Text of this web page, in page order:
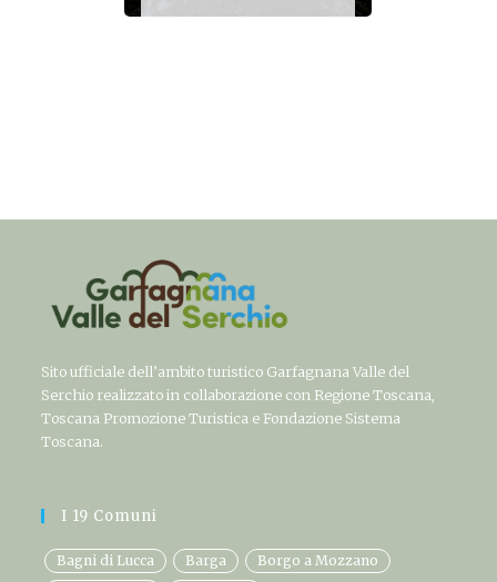
Sito ufficiale dell’ambito turistico Garfagnana Valle del
Serchio realizzato in collaborazione con Regione Toscana,
Toscana Promozione Turistica e Fondazione Sistema
Toscana.
I 19 Comuni
Bagni di Lucca Barga
Borgo a Mozzano